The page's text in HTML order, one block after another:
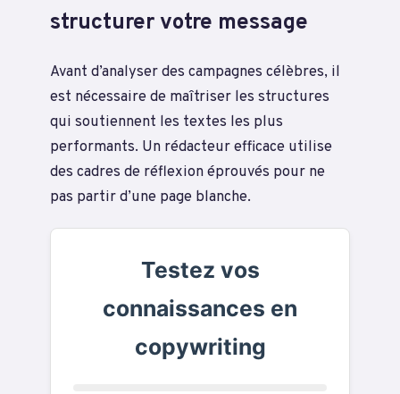
structurer votre message
Avant d’analyser des campagnes célèbres, il
est nécessaire de maîtriser les structures
qui soutiennent les textes les plus
performants. Un rédacteur efficace utilise
des cadres de réflexion éprouvés pour ne
pas partir d’une page blanche.
Testez vos
connaissances en
copywriting